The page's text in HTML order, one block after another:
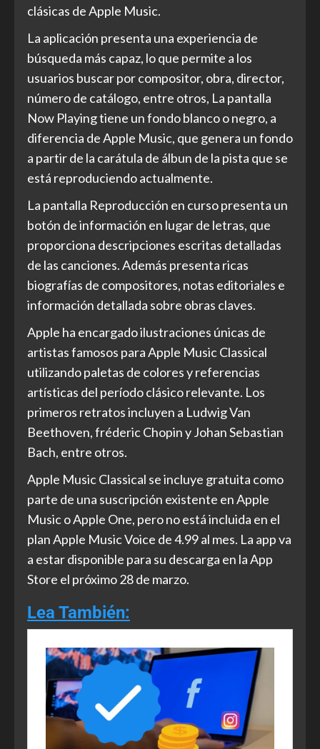
clásicas de Apple Music.
La aplicación presenta una experiencia de
búsqueda más capaz, lo que permite a los
usuarios buscar por compositor, obra, director,
número de catálogo, entre otros, La pantalla
Now Playing tiene un fondo blanco o negro, a
diferencia de Apple Music, que genera un fondo
a partir de la carátula de álbun de la pista que se
está reproduciendo actualmente.
La pantalla Reproducción en curso presenta un
botón de información en lugar de letras, que
proporciona descripciones escritas detalladas
de las canciones. Además presenta ricas
biografías de compositores, notas editoriales e
información detallada sobre obras claves.
Apple ha encargado ilustraciones únicas de
artistas famosos para Apple Music Classical
utilizando paletas de colores y referencias
artísticas del período clásico relevante. Los
primeros retratos incluyen a Ludwig Van
Beethoven, fréderic Chopin y Johan Sebastian
Bach, entre otros.
Apple Music Classical se incluye gratuita como
parte de una suscripción existente en Apple
Music o Apple One, pero no está incluida en el
plan Apple Music Voice de 4.99 al mes. La app va
a estar disponible para su descarga en la App
Store el próximo 28 de marzo.
Lea También: